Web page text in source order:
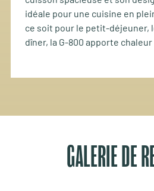
idéale pour une cuisine en
ce soit pour le petit-déjeuner,
dîner, la G-800 apporte chaleur
GALERIE DE